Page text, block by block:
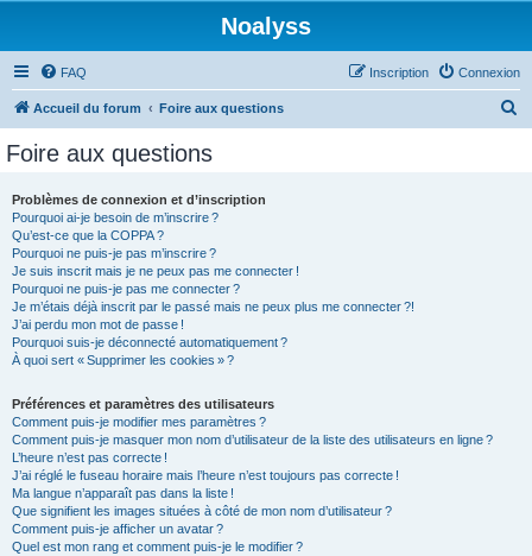
Noalyss
FAQ Connexion
Inscription
Accueil du forum Foire aux questions
Foire aux questions
Problèmes de connexion et d’inscription
Pourquoi ai-je besoin de m’inscrire ?
Qu’est-ce que la COPPA ?
Pourquoi ne puis-je pas m’inscrire ?
Je suis inscrit mais je ne peux pas me connecter !
Pourquoi ne puis-je pas me connecter ?
Je m’étais déjà inscrit par le passé mais ne peux plus me connecter ?!
J’ai perdu mon mot de passe !
Pourquoi suis-je déconnecté automatiquement ?
À quoi sert « Supprimer les cookies » ?
Préférences et paramètres des utilisateurs
Comment puis-je modifier mes paramètres ?
Comment puis-je masquer mon nom d’utilisateur de la liste des utilisateurs en ligne ?
L’heure n’est pas correcte !
J’ai réglé le fuseau horaire mais l’heure n’est toujours pas correcte !
Ma langue n’apparaît pas dans la liste !
Que signifient les images situées à côté de mon nom d’utilisateur ?
Comment puis-je afficher un avatar ?
Quel est mon rang et comment puis-je le modifier ?